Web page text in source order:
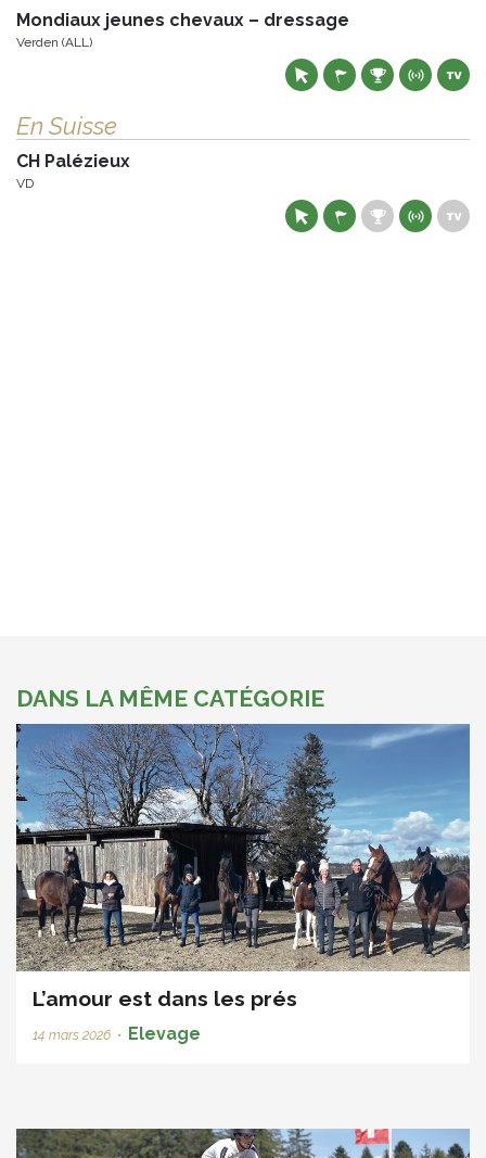
Mondiaux jeunes chevaux – dressage
Verden (ALL)
En Suisse
CH Palézieux
VD
DANS LA MÊME CATÉGORIE
L’amour est dans les prés
14 mars 2026 • Elevage